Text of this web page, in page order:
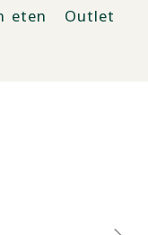
eten
Outlet